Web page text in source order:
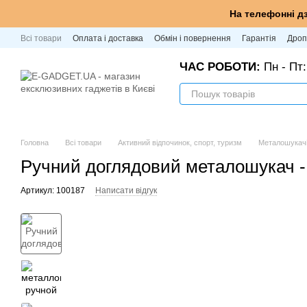
На телефонні
Всі товари Оплата і доставка Обмін і повернення Гарантія
ЧАС РОБОТИ: Пн - Пт:
Головна Всі товари Активний відпочинок, спорт, туризм Металошукачі
Ручний доглядовий металошукач
Артикул: 100187 Написати відгук